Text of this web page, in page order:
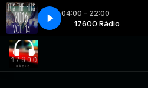
04:00 - 22:00
Ràdio 17600 Ràdio
Ariana Grande-Faith Stevie Wonder